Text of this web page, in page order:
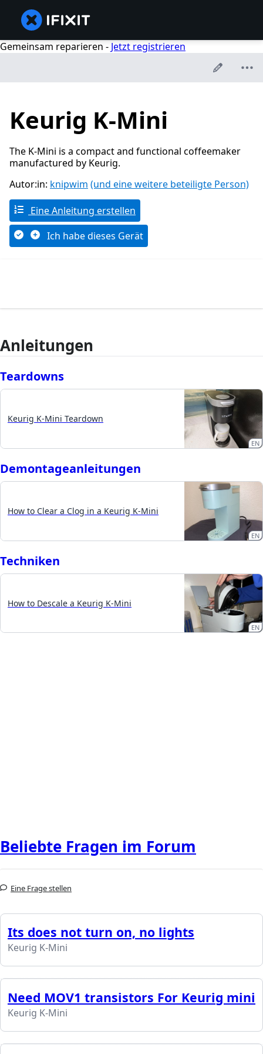
Gemeinsam reparieren - Jetzt registrieren
Keurig K-Mini
The K-Mini is a compact and functional coffeemaker
manufactured by Keurig.
Autor:in: knipwim (und eine weitere beteiligte Person)
Eine Anleitung erstellen
Ich habe dieses Gerät
Anleitungen
Teardowns
Keurig K-Mini Teardown
EN
Demontageanleitungen
How to Clear a Clog in a Keurig K-Mini
EN
Techniken
How to Descale a Keurig K-Mini
EN
Beliebte Fragen im Forum
Eine Frage stellen
Its does not turn on, no lights
Keurig K-Mini
Need MOV1 transistors For Keurig mini
Keurig K-Mini